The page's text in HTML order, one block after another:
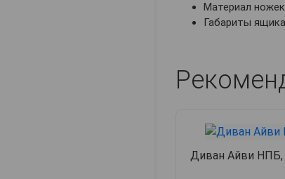
Материал ножек:
Габариты
Диван Айви НПБ,